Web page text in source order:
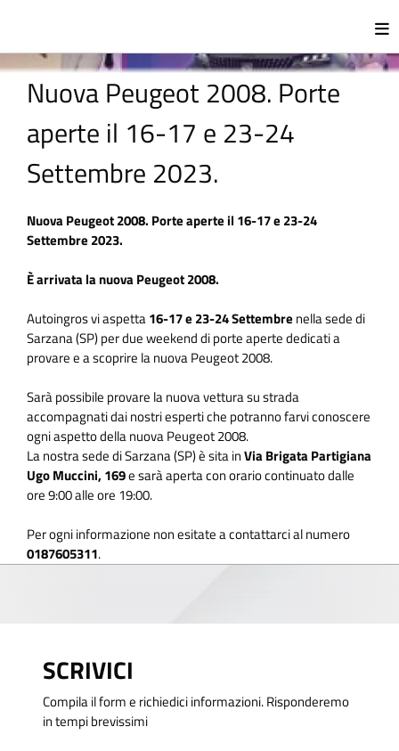
Nuova Peugeot 2008. Porte
aperte il 16-17 e 23-24
Settembre 2023.
Nuova Peugeot 2008. Porte aperte il 16-17 e 23-24
Settembre 2023.
È arrivata la nuova Peugeot 2008.
Autoingros vi aspetta16-17 e 23-24 Settembrenella sede di
Sarzana (SP) per due weekend di porte aperte dedicati a
provare e a scoprire la nuova Peugeot 2008.
Sarà possibile provare la nuova vettura su strada
accompagnati dai nostri esperti che potranno farvi conoscere
ogni aspetto della nuova Peugeot 2008.
La nostra sede di Sarzana (SP) è sita inVia Brigata Partigiana
Ugo Muccini, 169e sarà aperta con orario continuato dalle
ore 9:00 alle ore 19:00.
Per ogni informazione non esitate a contattarci al numero
0187605311.
SCRIVICI
Compila il form e richiedici informazioni. Risponderemo
in tempi brevissimi